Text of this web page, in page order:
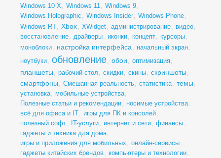
Windows 10 X, Windows 11, Windows 9,
Windows Holographic , Windows Insider, Windows Phone,
Windows RT, Xbox, XWidget, администрирование, видео,
восстановление, драйверы, иконки, концепт, курсоры,
моноблоки, настройка интерфейса , начальный экран,
ноутбуки, обновление, обои , оптимизация,
планшеты , рабочий стол , скидки, скины, скриншоты ,
смартфоны , Смешанная реальность, статистика, темы ,
установка, мобильные устройства,
Полезные статьи и рекомендации, носимые устройства,
всё для офиса и IT, игры для ПК и консолей,
полезный софт, IT-услуги, интернет и сети, финансы,
гаджеты и техника для дома,
игры и приложения для мобильных , онлайн-сервисы,
гаджеты китайских брендов, компьютеры и технологии,